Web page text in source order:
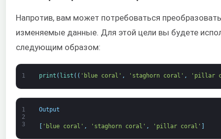
Напротив, вам может потребоваться
изменяемые данные. Для этой цели вы будете
следующим образом:
1 print ( list ( ( 'blue coral' , 'staghorn coral' , 'pillar
1
2
3
Output
[ 'blue coral' , 'staghorn coral' , 'pillar coral' ]